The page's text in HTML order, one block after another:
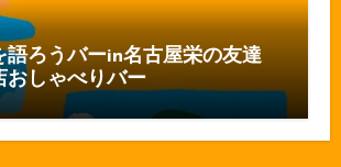
語ろうバーin名古屋栄の友達
おしゃべりバー